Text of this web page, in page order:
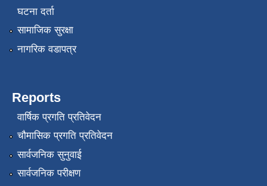
घटना दर्ता
सामाजिक सुरक्षा
नागरिक वडापत्र
Reports
वार्षिक प्रगति प्रतिवेदन
चौमासिक प्रगति प्रतिवेदन
सार्वजनिक सुनुवाई
सार्वजनिक परीक्षण